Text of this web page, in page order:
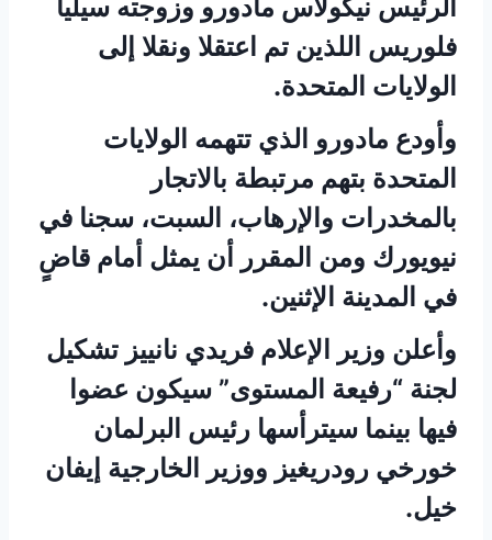
الرئيس نيكولاس مادورو وزوجته سيليا
فلوريس اللذين تم اعتقلا ونقلا إلى
الولايات المتحدة.
وأودع مادورو الذي تتهمه الولايات
المتحدة بتهم مرتبطة بالاتجار
بالمخدرات والإرهاب، السبت، سجنا في
نيويورك ومن المقرر أن يمثل أمام قاضٍ
في المدينة الإثنين.
وأعلن وزير الإعلام فريدي نانييز تشكيل
لجنة “رفيعة المستوى” سيكون عضوا
فيها بينما سيترأسها رئيس البرلمان
خورخي رودريغيز ووزير الخارجية إيفان
خيل.